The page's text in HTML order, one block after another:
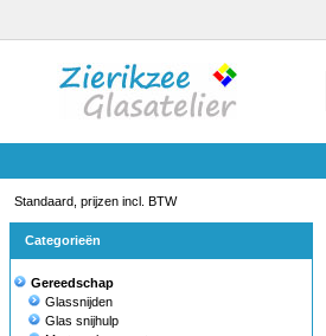
Standaard, prijzen incl. BTW
Categorieën
Gereedschap
Glassnijden
Glas snijhulp